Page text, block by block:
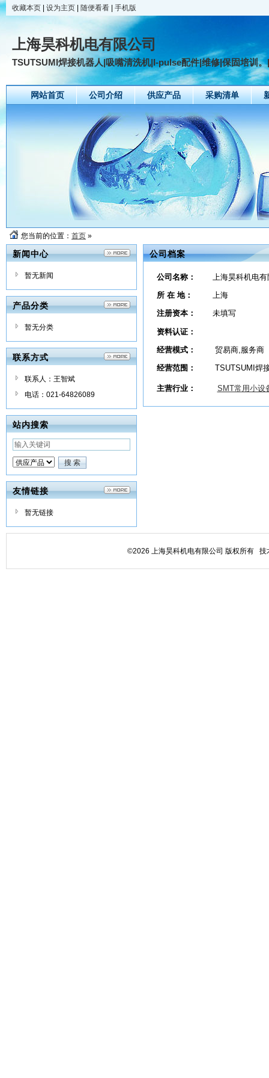
收藏本页 设为主页 随便看看 手机版
上海昊科机电有限公司
TSUTSUMI焊接机器人|吸嘴清洗机|I-pulse配件|维修|保固培训
网站首页 公司介绍 供应产品 采购清单
您当前的位置： 首页 »
新闻中心
暂无新闻
产品分类
暂无分类
联系方式
联系人：王智斌
电话：021-64826089
站内搜索
友情链接
暂无链接
公司档案
公司名称：
上海昊科机电有
所 在 地：
上海
注册资本：
未填写
资料认证：
经营模式：
贸易商,服务商
经营范围：
TSUTSUMI焊
主营行业： SMT常用小设
©2026 上海昊科机电有限公司 版权所有 技